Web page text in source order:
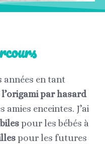
années en tant
par hasard
amies enceintes. J’ai
pour les bébés à
pour les futures